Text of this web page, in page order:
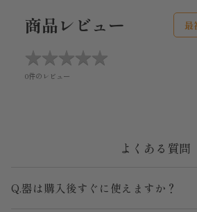
商品レビュー 最
★★★★★
★★★★★
0件のレビュー
よくある質問
Q.器は購入後すぐに使えますか？